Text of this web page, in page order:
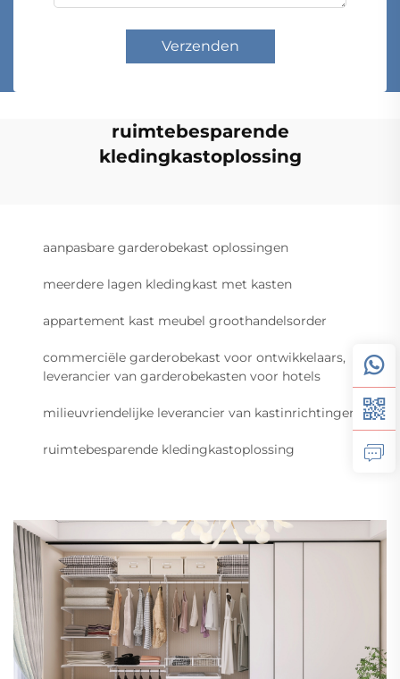
Verzenden
ruimtebesparende
kledingkastoplossing
aanpasbare garderobekast oplossingen
meerdere lagen kledingkast met kasten
appartement kast meubel groothandelsorder
commerciële garderobekast voor ontwikkelaars,
leverancier van garderobekasten voor hotels
milieuvriendelijke leverancier van kastinrichtingen
ruimtebesparende kledingkastoplossing